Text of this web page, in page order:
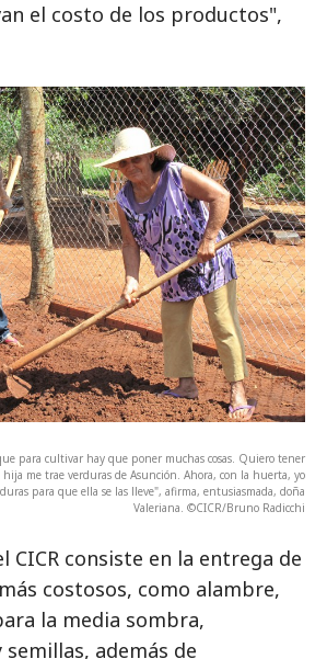
el costo de los productos",
para cultivar hay que poner muchas cosas. Quiero tener
me trae verduras de Asunción. Ahora, con la huerta, yo
para que ella se las lleve", afirma, entusiasmada, doña
Valeriana. ©CICR/Bruno Radicchi
CICR consiste en la entrega de
costosos, como alambre,
la media sombra,
además de